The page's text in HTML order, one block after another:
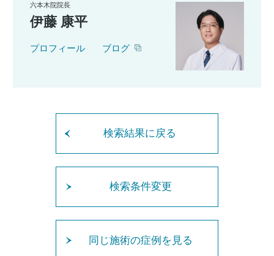
六本木院院長
伊藤 康平
プロフィール ブログ
検索結果に戻る
検索条件変更
同じ施術の症例を見る